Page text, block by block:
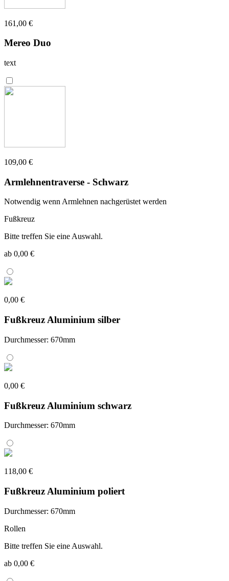
161,00 €
Mereo Duo
text
109,00 €
Armlehnentraverse - Schwarz
Notwendig wenn Armlehnen nachgerüstet werden
Fußkreuz
Bitte treffen Sie eine Auswahl.
ab 0,00 €
0,00 €
Fußkreuz Aluminium silber
Durchmesser: 670mm
0,00 €
Fußkreuz Aluminium schwarz
Durchmesser: 670mm
118,00 €
Fußkreuz Aluminium poliert
Durchmesser: 670mm
Rollen
Bitte treffen Sie eine Auswahl.
ab 0,00 €